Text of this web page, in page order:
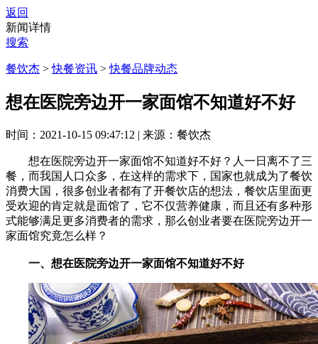
返回
新闻详情
搜索
餐饮杰 >快餐资讯 >快餐品牌动态
想在医院旁边开一家面馆不知道好不好
时间：2021-10-15 09:47:12 | 来源：餐饮杰
想在医院旁边开一家面馆不知道好不好？人一日离不了三
餐，而我国人口众多，在这样的需求下，国家也就成为了餐饮
消费大国，很多创业者都有了开餐饮店的想法，餐饮店里面更
受欢迎的肯定就是面馆了，它不仅营养健康，而且还有多种形
式能够满足更多消费者的需求，那么创业者要在医院旁边开一
家面馆究竟怎么样？
一、想在医院旁边开一家面馆不知道好不好